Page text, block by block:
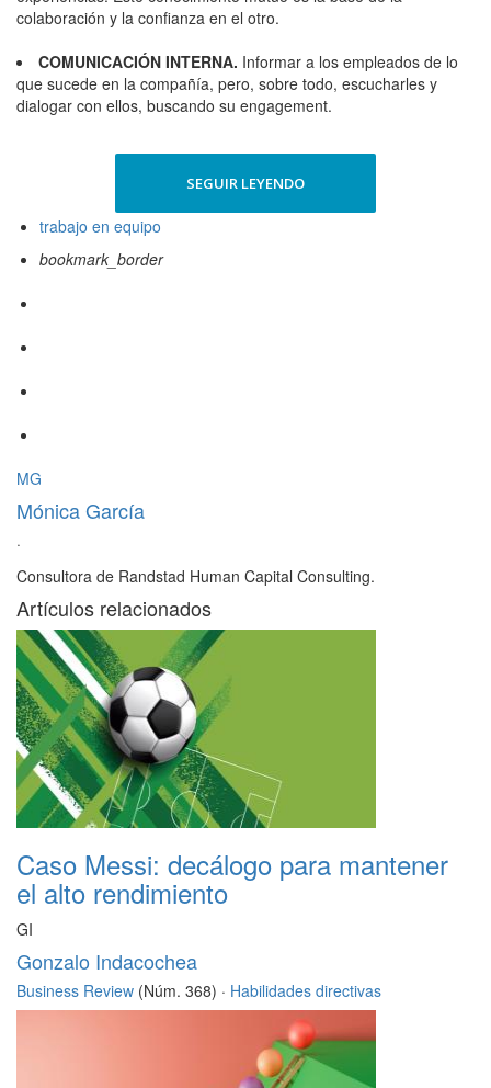
colaboración y la confianza en el otro.
COMUNICACIÓN INTERNA. Informar a los empleados de lo
que sucede en la compañía, pero, sobre todo, escucharles y
dialogar con ellos, buscando su engagement.
SEGUIR LEYENDO
trabajo en equipo
bookmark_border
MG
Mónica García
·
Consultora de Randstad Human Capital Consulting.
Artículos relacionados
Caso Messi: decálogo para mantener
el alto rendimiento
GI
Gonzalo Indacochea
Business Review (Núm. 368) · Habilidades directivas